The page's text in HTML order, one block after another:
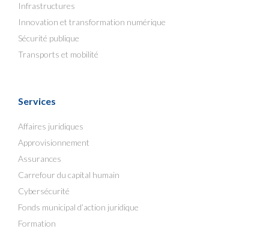
Infrastructures
Innovation et transformation numérique
Sécurité publique
Transports et mobilité
Services
Affaires juridiques
Approvisionnement
Assurances
Carrefour du capital humain
Cybersécurité
Fonds municipal d’action juridique
Formation